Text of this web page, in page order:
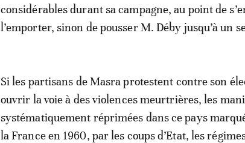
considérables durant sa campagne, au point de
l’emporter, sinon de pousser M. Déby jusqu’à un
Si les partisans de Masra protestent contre son
ouvrir la voie à des violences meurtrières, les
systématiquement réprimées dans ce pays
la France en 1960, par les coups d’Etat, les